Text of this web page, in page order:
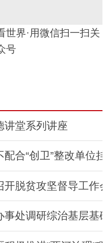
·用微信扫一扫关
众号
讲堂系列讲座
合“创卫”整改单位
开脱贫攻坚督导工作
事处调研综治基层基